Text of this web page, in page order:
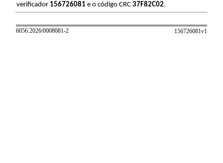
verificador 156726081 e o código CRC 37F82C02.
6056.2026/0008081-2 156726081v1